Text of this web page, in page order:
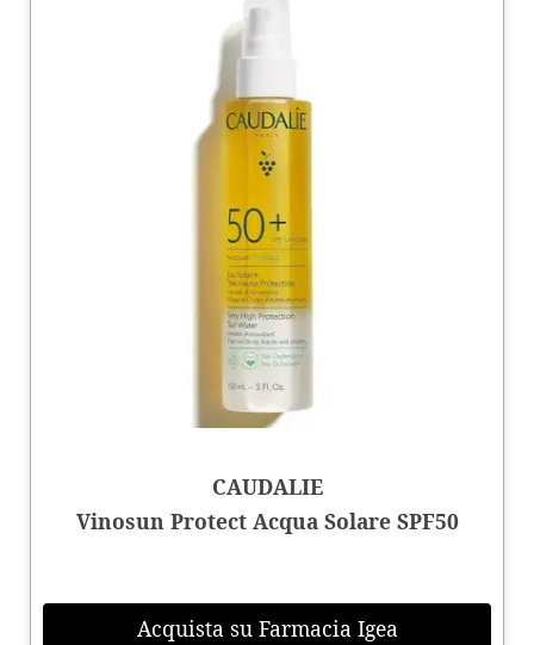
CAUDALIE
Vinosun Protect Acqua Solare SPF50
Acquista su Farmacia Igea